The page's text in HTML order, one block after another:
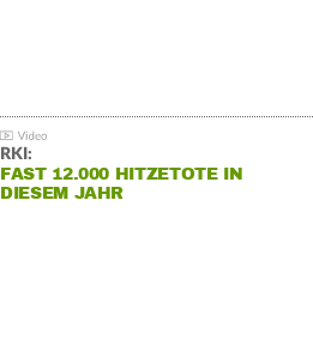
RKI:
FAST 12.000 HITZETOTE IN
DIESEM JAHR